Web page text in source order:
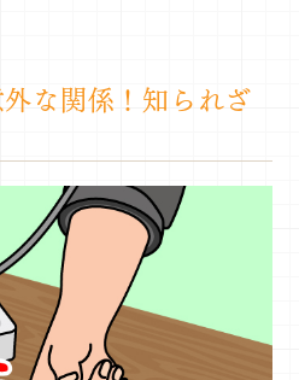
な関係！知られざ